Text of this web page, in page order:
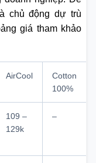
chủ động dự trù
giá tham khảo
AirCool
Cotton
100%
109 –
129k
–